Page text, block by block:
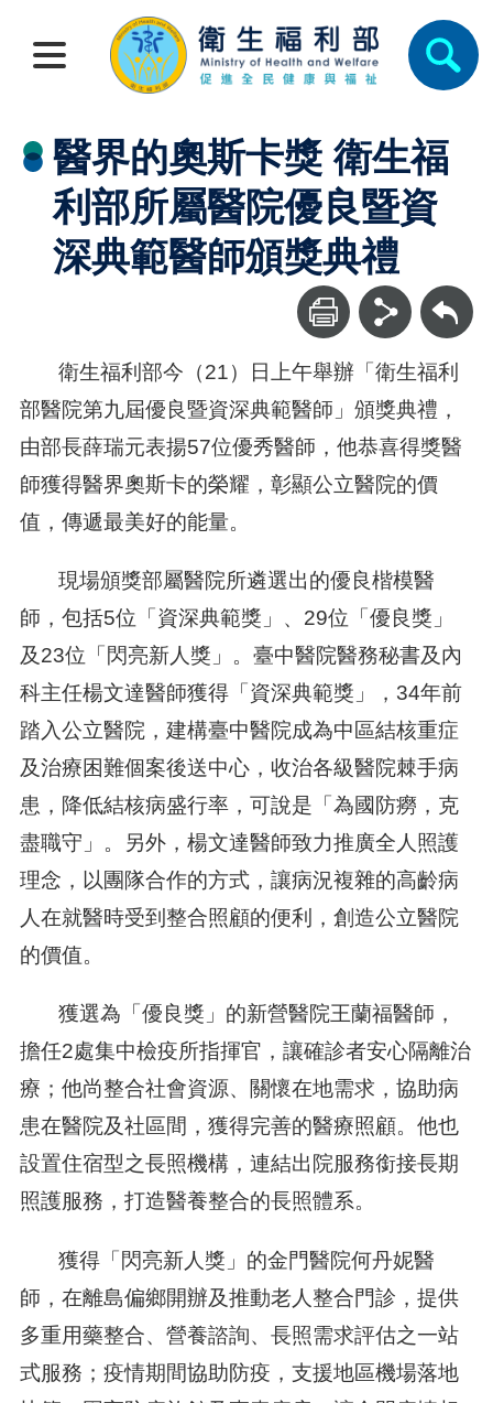
醫界的奧斯卡獎 衛生福
利部所屬醫院優良暨資
深典範醫師頒獎典禮
回上一頁
衛生福利部今（21）日上午舉辦「衛生福利
部醫院第九屆優良暨資深典範醫師」頒獎典禮，
由部長薛瑞元表揚57位優秀醫師，他恭喜得獎醫
師獲得醫界奧斯卡的榮耀，彰顯公立醫院的價
值，傳遞最美好的能量。
現場頒獎部屬醫院所遴選出的優良楷模醫
師，包括5位「資深典範獎」、29位「優良獎」
及23位「閃亮新人獎」。臺中醫院醫務秘書及內
科主任楊文達醫師獲得「資深典範獎」，34年前
踏入公立醫院，建構臺中醫院成為中區結核重症
及治療困難個案後送中心，收治各級醫院棘手病
患，降低結核病盛行率，可說是「為國防癆，克
盡職守」。另外，楊文達醫師致力推廣全人照護
理念，以團隊合作的方式，讓病況複雜的高齡病
人在就醫時受到整合照顧的便利，創造公立醫院
的價值。
獲選為「優良獎」的新營醫院王蘭福醫師，
擔任2處集中檢疫所指揮官，讓確診者安心隔離治
療；他尚整合社會資源、關懷在地需求，協助病
患在醫院及社區間，獲得完善的醫療照顧。他也
設置住宿型之長照機構，連結出院服務銜接長期
照護服務，打造醫養整合的長照體系。
獲得「閃亮新人獎」的金門醫院何丹妮醫
師，在離島偏鄉開辦及推動老人整合門診，提供
多重用藥整合、營養諮詢、長照需求評估之一站
式服務；疫情期間協助防疫，支援地區機場落地